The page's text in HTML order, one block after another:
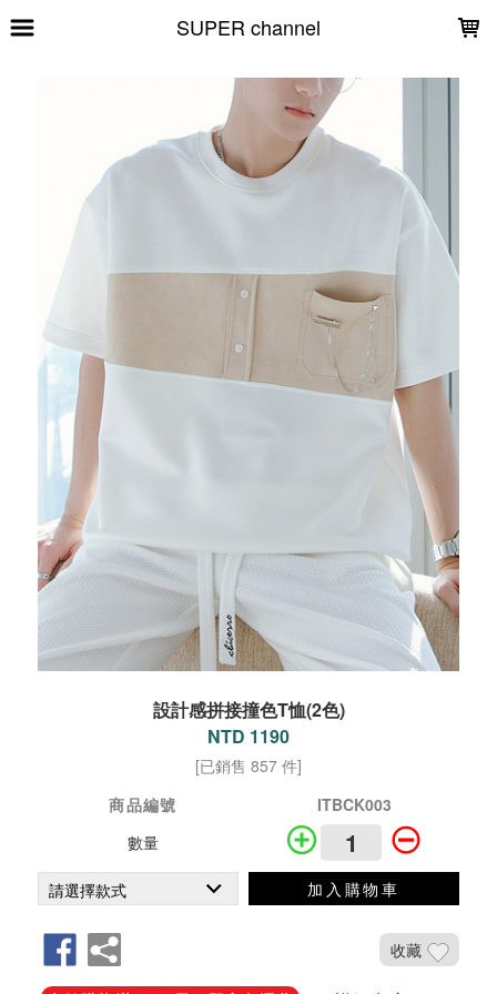
SUPER channel
設計感拼接撞色T恤(2色)
NTD 1190
[已銷售 857 件]
商品編號
ITBCK003
數量
加入購物車
收藏